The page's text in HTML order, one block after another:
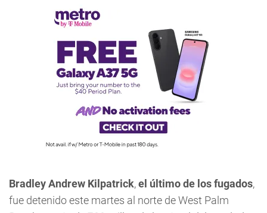
Bradley Andrew Kilpatrick,el último de los fugados,
fue detenido este martes al norte de West Palm